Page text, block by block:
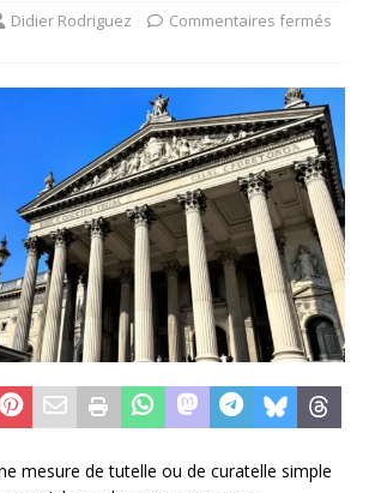
Didier Rodriguez Commentaires fermés
mesure de tutelle ou de curatelle simple